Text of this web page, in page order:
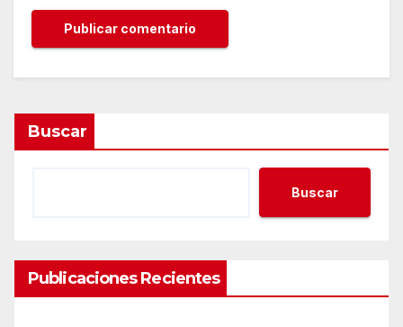
Buscar
Buscar
Publicaciones Recientes